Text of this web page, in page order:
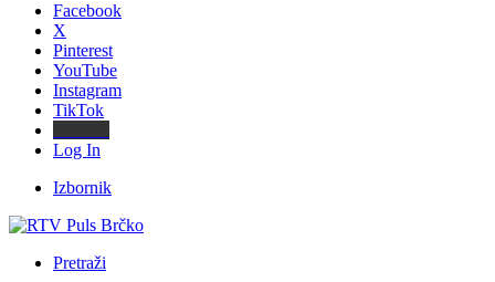
Facebook
X
Pinterest
YouTube
Instagram
TikTok
Log In
Izbornik
Pretraži